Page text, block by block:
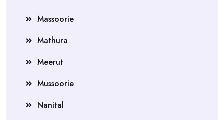
Massoorie
Mathura
Meerut
Mussoorie
Nanital